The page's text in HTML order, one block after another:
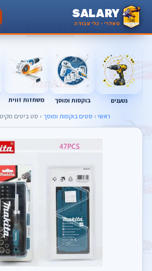
SALARY
סאלרי · כלי עבודה
נטענים בוקסות ומוסך משחזות זווית
ראשי › סטים בוקסות ומוסך › סט ביטים מקיטה 48